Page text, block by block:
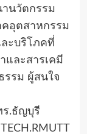
นวัตกรรม
อุตสาหกรรม
ะบริโภคที่
และสารเคมี
รรม ผู้สนใจ
ร.ธัญบุรี